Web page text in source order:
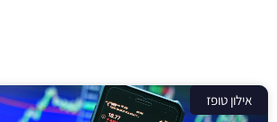
אילון טופז